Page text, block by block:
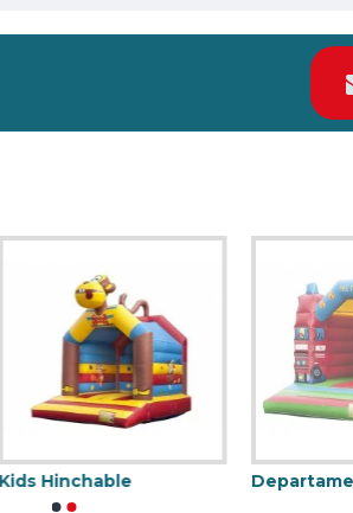
todo el mundo: Estados Unidos,
calidad y diseños le brinda el mejor
Hinchable